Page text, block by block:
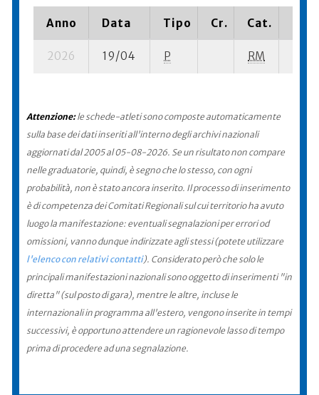
Anno Data Tipo Cr. Cat.
2026 19/04 P RM
Attenzione:le schede-atleti sono composte automaticamente
sulla base dei dati inseriti all'interno degli archivi nazionali
aggiornati dal 2005 al 05-08-2026. Se un risultato non compare
nelle graduatorie, quindi, è segno che lo stesso, con ogni
probabilità, non è stato ancora inserito. Il processo di inserimento
è di competenza dei Comitati Regionali sul cui territorio ha avuto
luogo la manifestazione: eventuali segnalazioni per errori od
omissioni, vanno dunque indirizzate agli stessi (potete utilizzare
l'elenco con relativi contatti). Considerato però che solo le
principali manifestazioni nazionali sono oggetto di inserimenti "in
diretta" (sul posto di gara), mentre le altre, incluse le
internazionali in programma all'estero, vengono inserite in tempi
successivi, è opportuno attendere un ragionevole lasso di tempo
prima di procedere ad una segnalazione.